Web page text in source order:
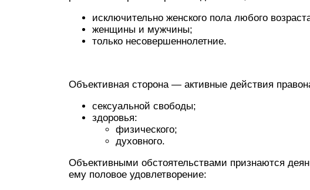
исключительно женского пола любого
женщины и мужчины;
только несовершеннолетние.
Объективная сторона — активные действия
сексуальной свободы;
здоровья:
физического;
духовного.
Объективными обстоятельствами признаются
ему половое удовлетворение: